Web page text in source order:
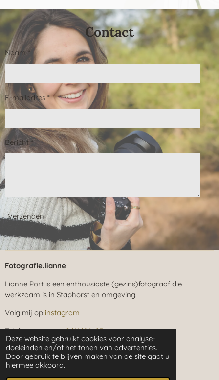
Deze website gebruikt cookies voor analyse-
doeleinden en/of het tonen van advertenties.
Door gebruik te blijven maken van de site gaat u
hiermee akkoord.
Contact
Naam *
E-mailadres *
Bericht *
Verzenden
Fotografie.lianne
Lianne Port is een enthousiaste (gezins)fotograaf die
werkzaam is in Staphorst en omgeving.
Volg mij op instagram
Telefoonnummer:0611686425
KVK:91132185
Privacyverklaring